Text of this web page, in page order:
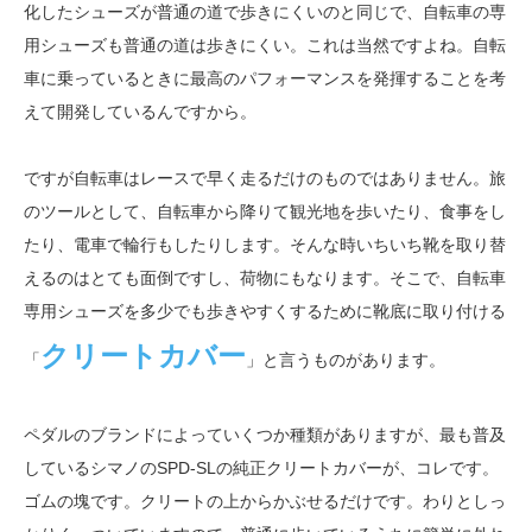
化したシューズが普通の道で歩きにくいのと同じで、自転車の専
用シューズも普通の道は歩きにくい。これは当然ですよね。自転
車に乗っているときに最高のパフォーマンスを発揮することを考
えて開発しているんですから。
ですが自転車はレースで早く走るだけのものではありません。旅
のツールとして、自転車から降りて観光地を歩いたり、食事をし
たり、電車で輪行もしたりします。そんな時いちいち靴を取り替
えるのはとても面倒ですし、荷物にもなります。そこで、自転車
専用シューズを多少でも歩きやすくするために靴底に取り付ける
「 クリートカバー 」と言うものがあります。
ペダルのブランドによっていくつか種類がありますが、最も普及
しているシマノのSPD-SLの純正クリートカバーが、コレです。
ゴムの塊です。クリートの上からかぶせるだけです。わりとしっ